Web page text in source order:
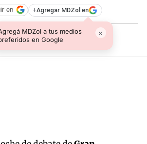
+Agregar MDZol en
MDZol a tus medios
en Google
×
en